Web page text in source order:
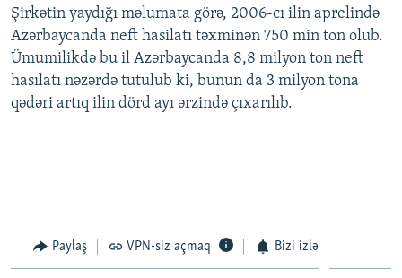
BIZIMLƏ ƏLAQƏ
XƏBƏR BÜLLETENLƏRIMIZ
Şirkətin yaydığı məlumata görə, 2006-cı ilin aprelində
Azərbaycanda neft hasilatı təxminən 750 min ton olub.
Ümumilikdə bu il Azərbaycanda 8,8 milyon ton neft
hasılatı nəzərdə tutulub ki, bunun da 3 milyon tona
qədəri artıq ilin dörd ayı ərzində çıxarılıb.
Paylaş VPN-siz açmaq Bizi izlə